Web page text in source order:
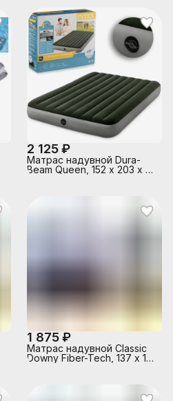
2 125 ₽
Матрас надувной Dura-
Beam Queen, 152 х 203 х 25
1 875 ₽
Матрас надувной Classic
Downy Fiber-Tech, 137 x 191